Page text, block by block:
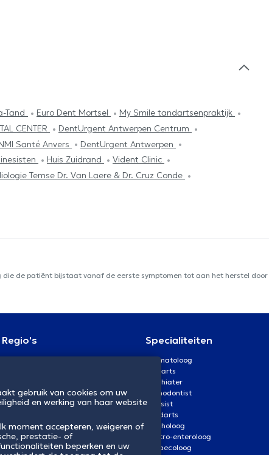
Tand Euro Dent Mortsel
My Smile tandartsenpraktijk
CENTER
DentUrgent Antwerpen Centrum
Santé Anvers
DentUrgent Antwerpen
Huis Zuidrand
Vident Clinic
Temse Dr. Van Laere & Dr. Cruz Conde
de patiënt bijstaat vanaf de eerste symptomen tot aan het herstel
Regio's
Brussel
Charleroi
Luik
Namen
Leuven
Mons
Specialiteiten
Dermatoloog
Oogarts
Psychiater
Orthodontist
Kinesist
Tandarts
Psycholoog
Gastro-enteroloog
Gynaecoloog
gebruik van cookies om uw
en werking van haar website
moment accepteren, weigeren of
prestatie- of
beperken en uw